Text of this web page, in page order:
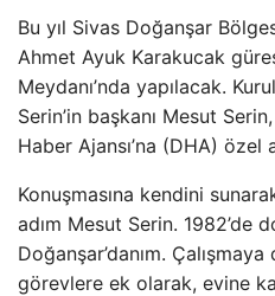
Bu yıl Sivas Doğanşar
Ahmet Ayuk Karakucak
Meydanı’nda yapılacak.
Serin’in başkanı Mesut
Haber Ajansı’na (DHA) özel
Konuşmasına kendini
adım Mesut Serin. 1982’de
Doğanşar’danım.
görevlere ek olarak, evine